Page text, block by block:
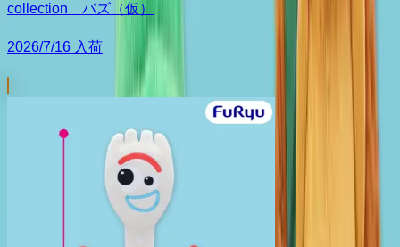
collection バズ（仮）
2026/7/16 入荷